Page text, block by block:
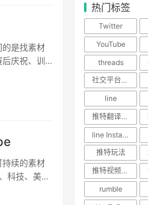
是找素材
庆祝、训练
续的素材
科技、美
热门标签
Twitter
YouTube
threads
社交平台使用指南
line
推特翻译功能
line Instagram
推特玩法
推特视频下载
rumble